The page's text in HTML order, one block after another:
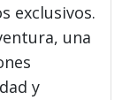
exclusivos.
una
y